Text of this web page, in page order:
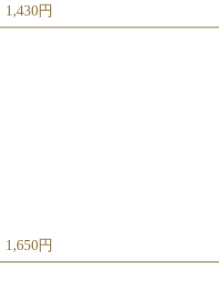
1,430円
1,650円